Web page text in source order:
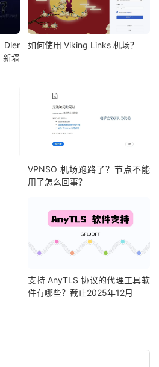
Dler
新墙
如何使用 Viking Links 机场？
VPNSO 机场跑路了？节点不能
用了怎么回事？
支持 AnyTLS 协议的代理工具软
件有哪些？截止2025年12月